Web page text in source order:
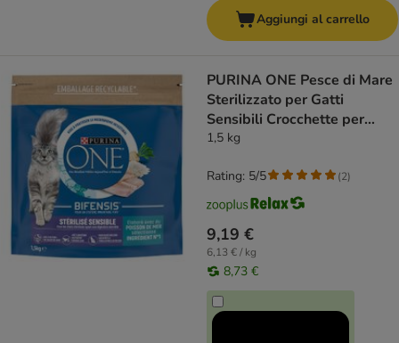
Aggiungi al carrello
PURINA ONE Pesce di Mare
Sterilizzato per Gatti
Sensibili Crocchette per
gatto
1,5 kg
9,19 €
6,13 € / kg
8,73 €
Rating: 5/5 (2)